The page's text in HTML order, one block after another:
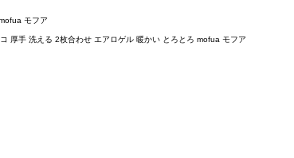
モフア
厚手 洗える 2枚合わせ エアロゲル 暖かい とろとろ mofua モフア